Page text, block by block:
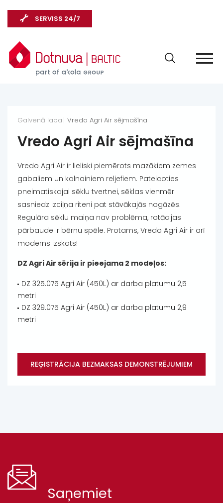
SERVISS 24/7
Galvenā lapa Vredo Agri Air sējmašīna
Vredo Agri Air sējmašīna
Vredo Agri Air ir lieliski piemērots mazākiem zemes
gabaliem un kalnainiem reljefiem. Pateicoties
pneimatiskajai sēklu tvertnei, sēklas vienmēr
sasniedz izciļņa riteni pat stāvākajās nogāzēs.
Regulāra sēklu maiņa nav problēma, rotācijas
pārbaude ir bērnu spēle. Protams, Vredo Agri Air ir arī
moderns izskats!
DZ Agri Air sērija ir pieejama 2 modeļos:
DZ 325.075 Agri Air (450L) ar darba platumu 2,5
metri
DZ 329.075 Agri Air (450L) ar darba platumu 2,9
metri
REĢISTRĀCIJA BEZMAKSAS DEMONSTRĒJUMIEM
Saņemiet